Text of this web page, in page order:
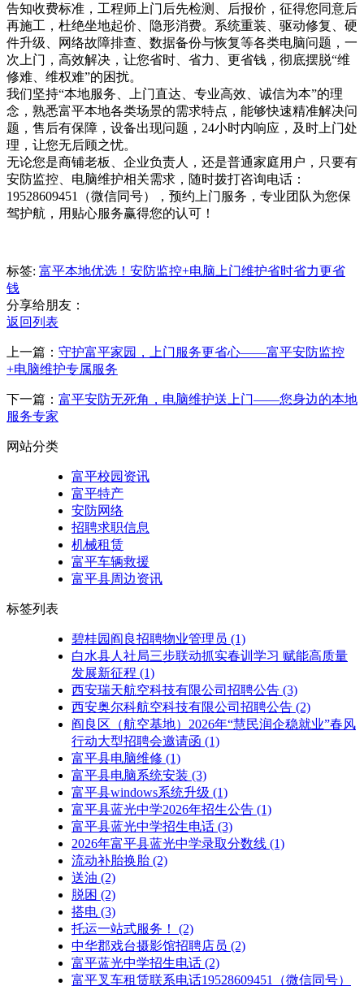
告知收费标准，工程师上门后先检测、后报价，征得您同意后
再施工，杜绝坐地起价、隐形消费。系统重装、驱动修复、硬
件升级、网络故障排查、数据备份与恢复等各类电脑问题，一
次上门，高效解决，让您省时、省力、更省钱，彻底摆脱“维
修难、维权难”的困扰。
我们坚持“本地服务、上门直达、专业高效、诚信为本”的理
念，熟悉富平本地各类场景的需求特点，能够快速精准解决问
题，售后有保障，设备出现问题，24小时内响应，及时上门处
理，让您无后顾之忧。
无论您是商铺老板、企业负责人，还是普通家庭用户，只要有
安防监控、电脑维护相关需求，随时拨打咨询电话：
19528609451（微信同号），预约上门服务，专业团队为您保
驾护航，用贴心服务赢得您的认可！
标签: 富平本地优选！安防监控+电脑上门维护省时省力更省
钱
分享给朋友：
返回列表
上一篇： 守护富平家园，上门服务更省心——富平安防监控
+电脑维护专属服务
下一篇： 富平安防无死角，电脑维护送上门——您身边的本地
服务专家
网站分类
富平校园资讯
富平特产
安防网络
招聘求职信息
机械租赁
富平车辆救援
富平县周边资讯
标签列表
碧桂园阎良招聘物业管理员 (1)
白水县人社局三步联动抓实春训学习 赋能高质量
发展新征程 (1)
西安瑞天航空科技有限公司招聘公告 (3)
西安奥尔科航空科技有限公司招聘公告 (2)
阎良区（航空基地）2026年“慧民润企稳就业”春风
行动大型招聘会邀请函 (1)
富平县电脑维修 (1)
富平县电脑系统安装 (3)
富平县windows系统升级 (1)
富平县蓝光中学2026年招生公告 (1)
富平县蓝光中学招生电话 (3)
2026年富平县蓝光中学录取分数线 (1)
流动补胎换胎 (2)
送油 (2)
脱困 (2)
搭电 (3)
托运一站式服务！
(2)
中华郡戏台摄影馆招聘店员 (2)
富平蓝光中学招生电话 (2)
富平叉车租赁联系电话19528609451（微信同号）